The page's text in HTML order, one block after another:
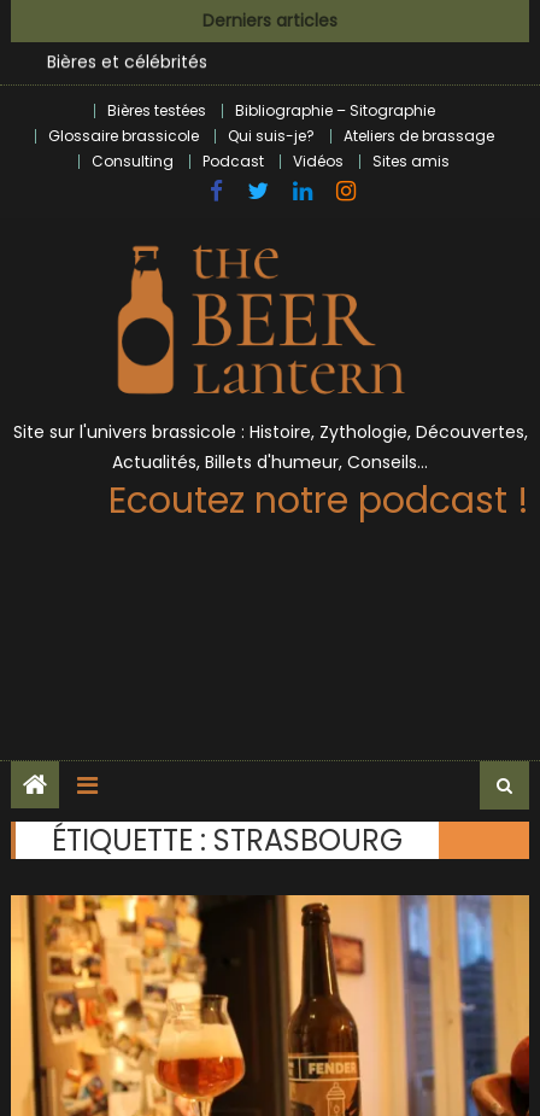
to
content
Derniers articles
Bières et célébrités
L’écosysteme brassicole en introspection
L’intelligence artificielle dans le milieu brassicole
BrewDog racheté par Tilray pour une bouchée de pain ?
Bières testées
Bibliographie – Sitographie
Glossaire brassicole
Qui suis-je?
Ateliers de brassage
Consulting
Podcast Vidéos Sites amis
Site sur l'univers brassicole : Histoire, Zythologie, Découvertes,
Actualités, Billets d'humeur, Conseils…
Ecoutez notre podcast !
ÉTIQUETTE : STRASBOURG